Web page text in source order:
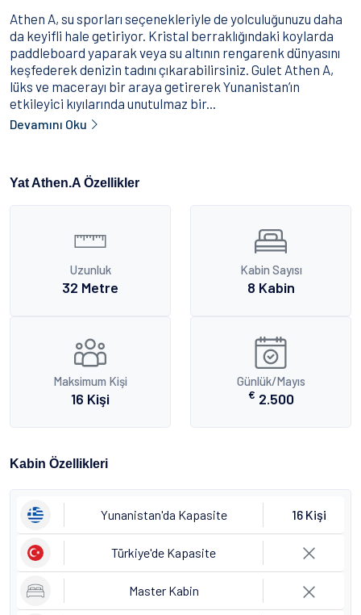
Athen A, su sporları seçenekleriyle de yolculuğunuzu daha
da keyifli hale getiriyor. Kristal berraklığındaki koylarda
paddleboard yaparak veya su altının rengarenk dünyasını
keşfederek denizin tadını çıkarabilirsiniz. Gulet Athen A,
lüks ve macerayı bir araya getirerek Yunanistan’ın
etkileyici kıyılarında unutulmaz bir...
Devamını Oku
Yat Athen.A Özellikler
Uzunluk
32 Metre
Kabin Sayısı
8 Kabin
Maksimum Kişi
16 Kişi
Günlük/Mayıs
€ 2.500
Kabin Özellikleri
Yunanistan'da Kapasite 16 Kişi
Türkiye'de Kapasite
Master Kabin